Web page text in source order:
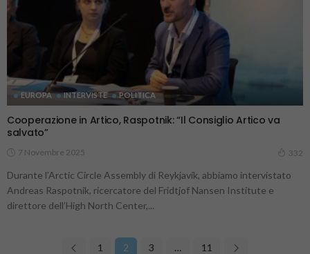
EUROPA INTERVISTE POLITICA
Cooperazione in Artico, Raspotnik: “Il Consiglio Artico va
salvato”
7 Novembre 2025 332
Durante l’Arctic Circle Assembly di Reykjavík, abbiamo intervistato
Andreas Raspotnik, ricercatore del Fridtjof Nansen Institute e
direttore dell’High North Center,...
1 2 3 … 11